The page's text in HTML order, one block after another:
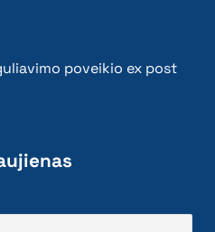
poveikio ex post